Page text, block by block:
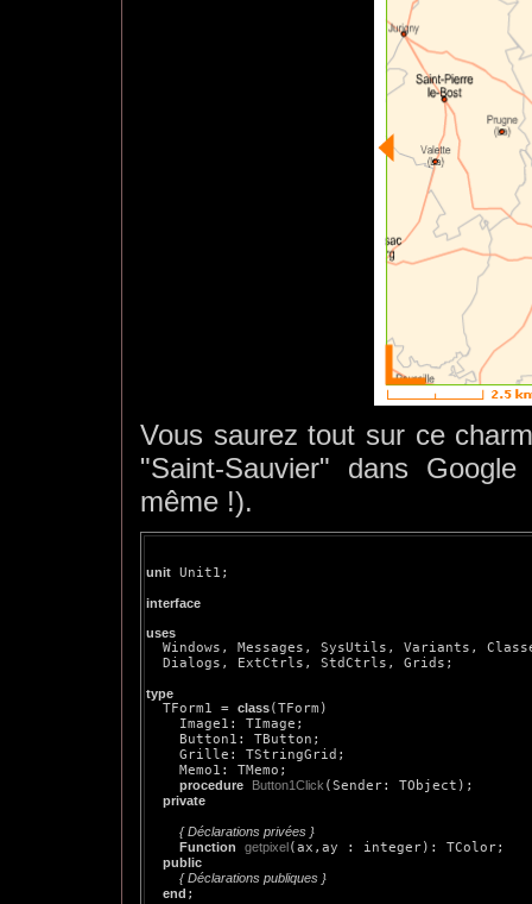
Vous saurez tout sur ce
"Saint-Sauvier" dans
même !).
unit Unit1;
interface
uses
  Dialogs, ExtCtrls, StdCtrls, Grids;
type
TForm1 = class(TForm)
    Image1: TImage;
    Button1: TButton;
    Grille: TStringGrid;
    Memo1: TMemo;
procedure Button1Click(Sender: TObject);
private
{ Déclarations privées }
Function
getpixel (ax,ay : integer): TColor;
public
{ Déclarations publiques }
end ;